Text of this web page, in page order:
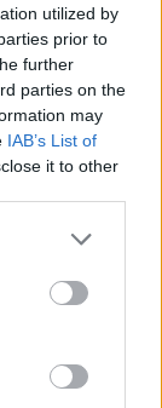
utilized by
prior to
further
parties on the
may
IAB’s List of
it to other
Google
may click to
tags to
Google
el mundo
posibilidad…